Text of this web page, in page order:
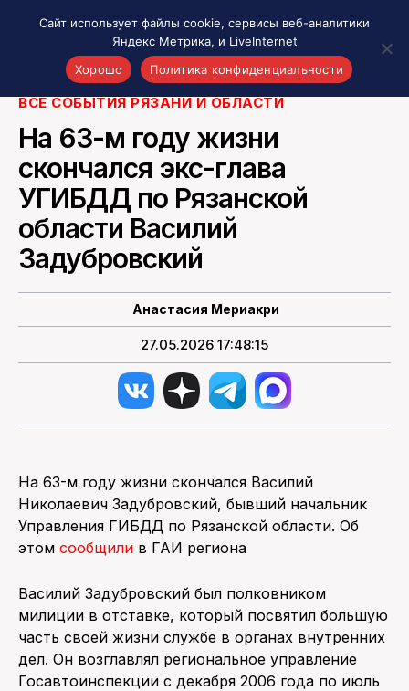
Материалы о Рязани и области
Проекты 7 инфо
Здоровье
Интересное
Новости кино и ТВ
Новости России
Политика
Новости мира
Все материалы 7инфо
Фото: ГАИ по Рязанской области
ВСЕ СОБЫТИЯ РЯЗАНИ И ОБЛАСТИ
На 63-м году жизни
скончался экс-глава
УГИБДД по Рязанской
области Василий
Задубровский
Анастасия Мериакри
27.05.2026 17:48:15
На 63-м году жизни скончался Василий
Николаевич Задубровский, бывший начальник
Управления ГИБДД по Рязанской области. Об
этом сообщили в ГАИ региона
Василий Задубровский был полковником
милиции в отставке, который посвятил большую
часть своей жизни службе в органах внутренних
дел. Он возглавлял региональное управление
Госавтоинспекции с декабря 2006 года по июль
Сайт использует файлы cookie, сервисы веб-аналитики
Яндекс Метрика, и LiveInternet
Хорошо
Политика конфиденциальности